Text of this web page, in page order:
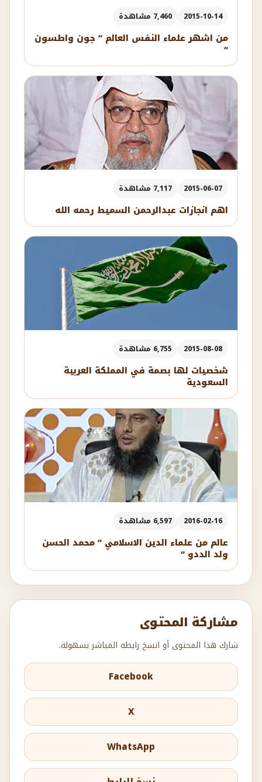
2015-10-14 7,460 مشاهدة
من اشهر علماء النفس العالم ” جون واطسون
“
2015-06-07 7,117 مشاهدة
اهم انجازات عبدالرحمن السميط رحمه الله
2015-08-08 6,755 مشاهدة
شخصيات لها بصمة في المملكة العربية
السعودية
2016-02-16 6,597 مشاهدة
عالم من علماء الدين الاسلامي ” محمد الحسن
ولد الددو “
مشاركة المحتوى
شارك هذا المحتوى أو انسخ رابطه المباشر بسهولة.
Facebook
X
WhatsApp